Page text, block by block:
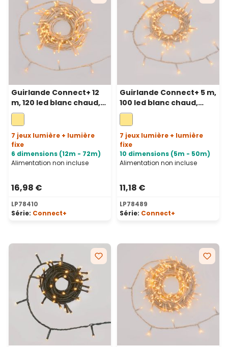
Guirlande Connect+ 12
m, 120 led blanc chaud,
câble transparent,
prolongeable
7 jeux lumière + lumière
fixe
6 dimensions (12m - 72m)
Alimentation non incluse
16,98 €
LP78410
Série: Connect+
Guirlande Connect+ 5 m,
100 led blanc chaud,
câble transparent,
prolongeable
7 jeux lumière + lumière
fixe
10 dimensions (5m - 50m)
Alimentation non incluse
11,18 €
LP78489
Série: Connect+